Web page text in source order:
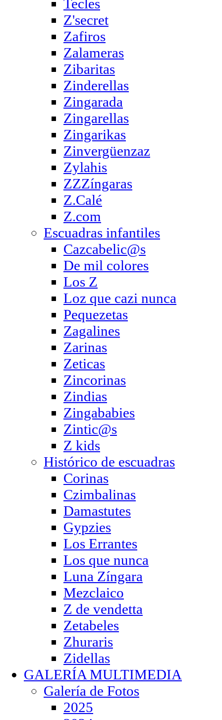
Tecles
Z'secret
Zafiros
Zalameras
Zibaritas
Zinderellas
Zingarada
Zingarellas
Zingarikas
Zinvergüenzaz
Zylahis
ZZZíngaras
Z.Calé
Z.com
Escuadras infantiles
Cazcabelic@s
De mil colores
Los Z
Loz que cazi nunca
Pequezetas
Zagalines
Zarinas
Zeticas
Zincorinas
Zindias
Zingababies
Zintic@s
Z kids
Histórico de escuadras
Corinas
Czimbalinas
Damastutes
Gypzies
Los Errantes
Los que nunca
Luna Zíngara
Mezclaico
Z de vendetta
Zetabeles
Zhuraris
Zidellas
GALERÍA MULTIMEDIA
Galería de Fotos
2025